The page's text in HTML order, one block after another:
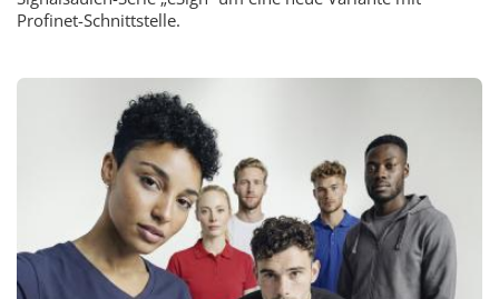
Profinet-Schnittstelle.